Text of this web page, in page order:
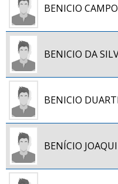
BENICIO
BENICIO DA
BENICIO
BENÍCIO